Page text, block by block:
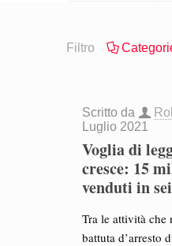
Filtro
Scritto da
Luglio 2021
Voglia di
cresce: 15
venduti in
Tra le attività che
battuta d’arresto